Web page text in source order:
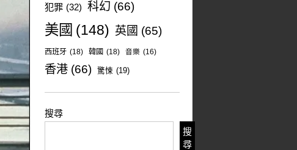
犯罪 (32) 科幻 (66)
美國 (148) 英國 (65)
西班牙 (18) 韓國 (18) 音樂 (16)
香港 (66) 驚悚 (19)
搜尋
搜
尋